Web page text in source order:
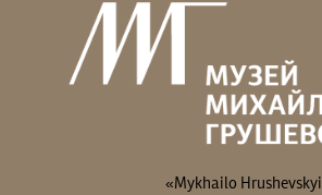
У липні в музеї:
ВИСТАВКИ: Вистав(к)а
«СВОЇ/ЧУЖІ ЛЮДИ,...
«Mykhailo Hrushevskyi